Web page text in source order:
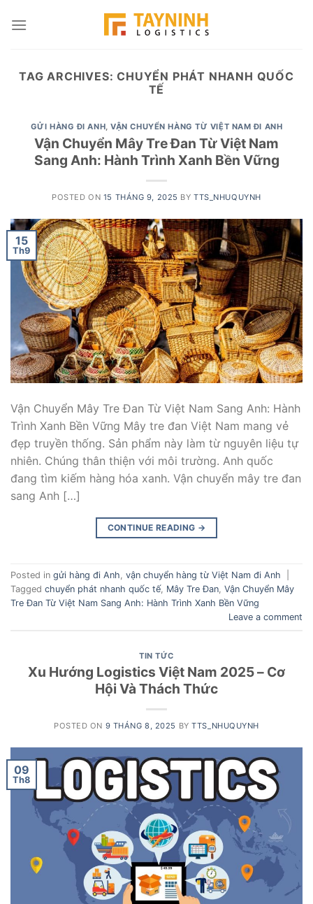
TAG ARCHIVES:CHUYỂN PHÁT NHANH QUỐC
TẾ
GỬI HÀNG ĐI ANH,VẬN CHUYỂN HÀNG TỪ VIỆT NAM ĐI ANH
Vận Chuyển Mây Tre Đan Từ Việt Nam
Sang Anh: Hành Trình Xanh Bền Vững
POSTED ON 15 THÁNG 9, 2025 BYTTS_NHUQUYNH
15
Th9
Vận Chuyển Mây Tre Đan Từ Việt Nam Sang Anh: Hành
Trình Xanh Bền Vững Mây tre đan Việt Nam mang vẻ
đẹp truyền thống. Sản phẩm này làm từ nguyên liệu tự
nhiên. Chúng thân thiện với môi trường. Anh quốc
đang tìm kiếm hàng hóa xanh. Vận chuyển mây tre đan
sang Anh […]
CONTINUE READING →
Posted in gửi hàng đi Anh, vận chuyển hàng từ Việt Nam đi Anh
Tagged chuyển phát nhanh quốc tế, Mây Tre Đan, Vận Chuyển Mây
Tre Đan Từ Việt Nam Sang Anh: Hành Trình Xanh Bền Vững
Leave a comment
TIN TỨC
Xu Hướng Logistics Việt Nam 2025 – Cơ
Hội Và Thách Thức
POSTED ON 9 THÁNG 8, 2025 BYTTS_NHUQUYNH
09
Th8